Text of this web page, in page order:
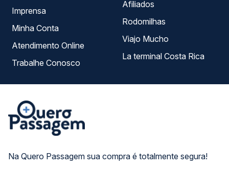
Na Quero Passagem sua compra é totalmente segura!
Imprensa
Minha Conta
Atendimento Online
Trabalhe Conosco
Afiliados
Rodomilhas
Viajo Mucho
La terminal Costa Rica